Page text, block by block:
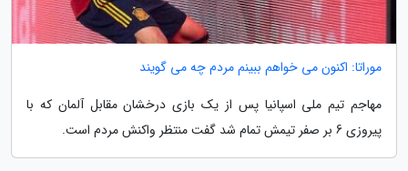
موراتا: اکنون می خواهم ببینم مردم چه می گویند
مهاجم تیم ملی اسپانیا پس از یک بازی درخشان مقابل آلمان که با
پیروزی 6 بر صفر تیمش تمام شد گفت منتظر واکنش مردم است.